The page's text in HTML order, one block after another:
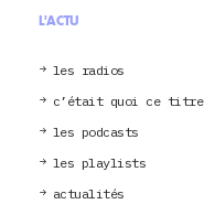
L'ACTU
les radios
c’était quoi ce titre
les podcasts
les playlists
actualités